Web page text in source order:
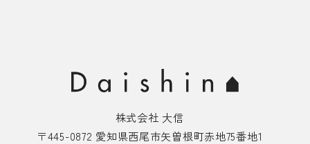
株式会社 大信
〒445-0872 愛知県西尾市矢曽根町赤地75番地1